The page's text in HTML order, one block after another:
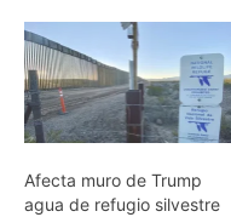
Afecta muro de Trump
agua de refugio silvestre